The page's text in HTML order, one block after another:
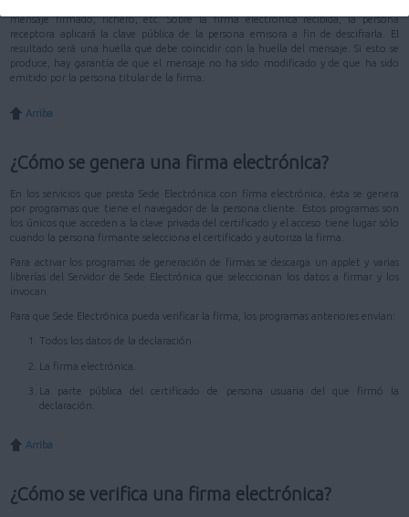
mensaje firmado, fichero, etc. Sobre la firma electrónica recibida, la persona
receptora aplicará la clave pública de la persona emisora a fin de descifrarla. El
resultado será una huella que debe coincidir con la huella del mensaje. Si esto se
produce, hay garantía de que el mensaje no ha sido modificado y de que ha sido
emitido por la persona titular de la firma.
Arriba
¿Cómo se genera una firma electrónica?
En los servicios que presta Sede Electrónica con firma electrónica, ésta se genera
por programas que tiene el navegador de la persona cliente. Estos programas son
los únicos que acceden a la clave privada del certificado y el acceso tiene lugar sólo
cuando la persona firmante selecciona el certificado y autoriza la firma.
Para activar los programas de generación de firmas se descarga un applet y varias
librerías del Servidor de Sede Electrónica que seleccionan los datos a firmar y los
invocan.
Para que Sede Electrónica pueda verificar la firma, los programas anteriores envían:
Todos los datos de la declaración.
La firma electrónica.
La parte pública del certificado de persona usuaria del que firmó la
declaración.
Arriba
¿Cómo se verifica una firma electrónica?